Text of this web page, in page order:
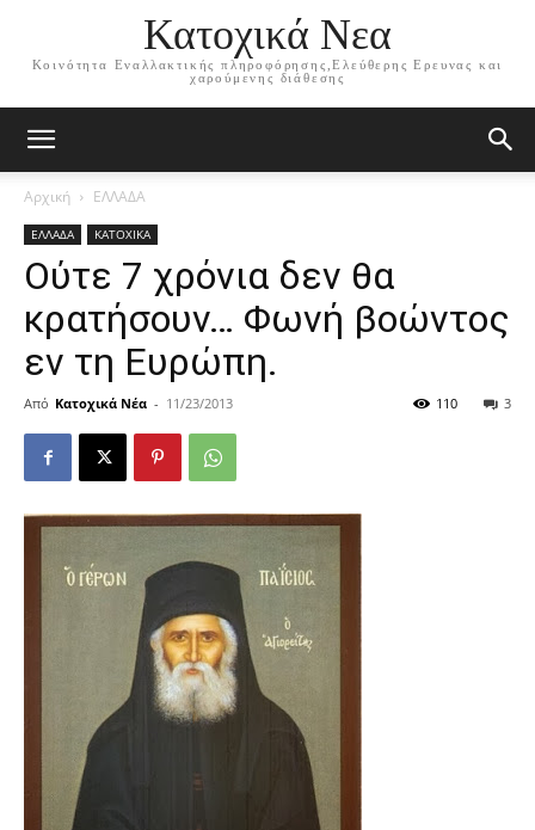
Κατοχικά Νεα
Κοινότητα Εναλλακτικής πληροφόρησης,Ελεύθερης Ερευνας και
χαρούμενης διάθεσης
Αρχική ΕΛΛΑΔΑ
ΕΛΛΑΔΑ ΚΑΤΟΧΙΚΑ
Ούτε 7 χρόνια δεν θα
κρατήσουν… Φωνή βοώντος
εν τη Ευρώπη.
Από Κατοχικά Νέα - 11/23/2013 3
110